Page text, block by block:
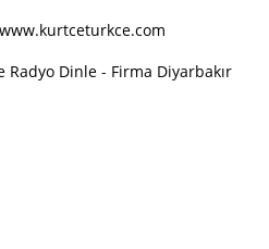
Radyo Dinle - Firma Diyarbakır